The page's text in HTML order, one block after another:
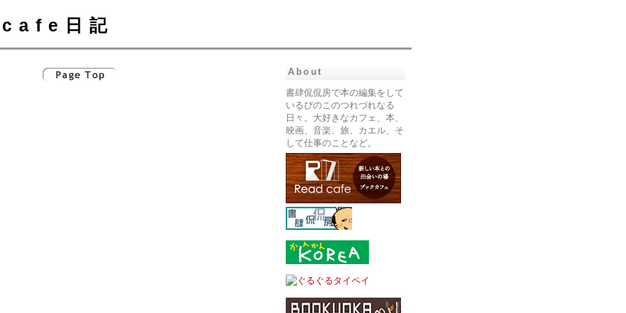
cafe日記
About
書肆侃侃房で本の編集をして
いるぴのこのつれづれなる
日々。大好きなカフェ、本、
映画、音楽、旅、カエル、そ
して仕事のことなど。